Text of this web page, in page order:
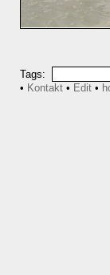
Tags:
• Kontakt • Edit •